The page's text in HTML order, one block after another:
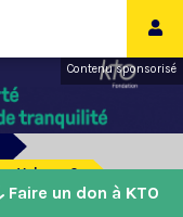
Contenu sponsorisé
- Volume 2
Faire un don à KTO